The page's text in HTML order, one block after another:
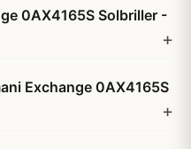
0AX4165S Solbriller -
Exchange 0AX4165S